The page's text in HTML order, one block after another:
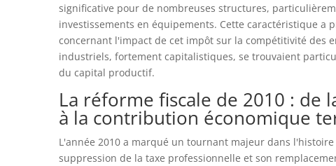
significative pour de nombreuses structures,
investissements en équipements. Cette caractéristique a
concernant l'impact de cet impôt sur la compétitivité des
industriels, fortement capitalistiques, se trouvaient
du capital productif.
La réforme fiscale de 2010 : de
à la contribution économique
L'année 2010 a marqué un tournant majeur dans
suppression de la taxe professionnelle et son